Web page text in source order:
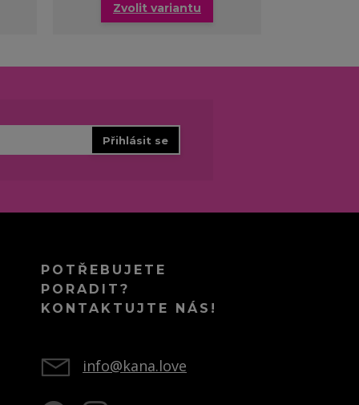
Zvolit variantu
Přihlásit se
POTŘEBUJETE
PORADIT?
KONTAKTUJTE NÁS!
info@kana.love